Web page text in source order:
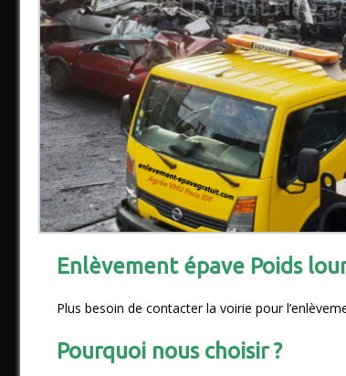
Enlèvement épave Poids
Plus besoin de contacter la voirie pour
Pourquoi nous choisir ?